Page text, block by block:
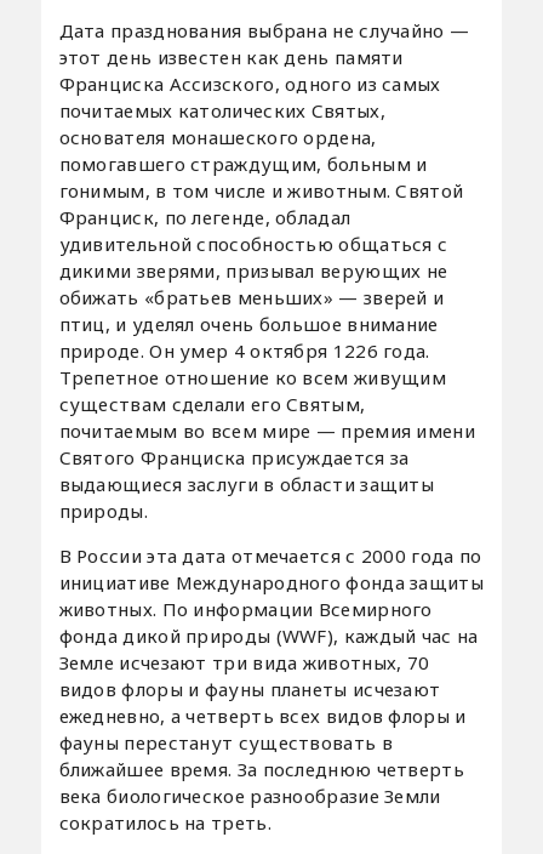
Дата празднования выбрана не случайно —
этот день известен как день памяти
Франциска Ассизского, одного из самых
почитаемых католических Святых,
основателя монашеского ордена,
помогавшего страждущим, больным и
гонимым, в том числе и животным. Святой
Франциск, по легенде, обладал
удивительной способностью общаться с
дикими зверями, призывал верующих не
обижать «братьев меньших» — зверей и
птиц, и уделял очень большое внимание
природе. Он умер 4 октября 1226 года.
Трепетное отношение ко всем живущим
существам сделали его Святым,
почитаемым во всем мире — премия имени
Святого Франциска присуждается за
выдающиеся заслуги в области защиты
природы.
В России эта дата отмечается с 2000 года по
инициативе Международного фонда защиты
животных. По информации Всемирного
фонда дикой природы (WWF), каждый час на
Земле исчезают три вида животных, 70
видов флоры и фауны планеты исчезают
ежедневно, а четверть всех видов флоры и
фауны перестанут существовать в
ближайшее время. За последнюю четверть
века биологическое разнообразие Земли
сократилось на треть.